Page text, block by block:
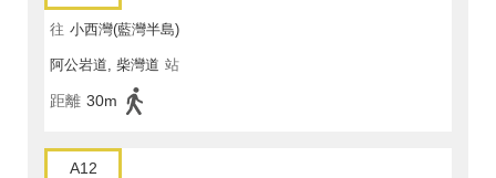
往 小西灣(藍灣半島)
阿公岩道, 柴灣道 站
距離 30m
A12